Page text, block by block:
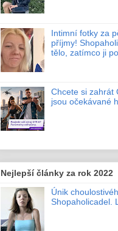
Intimní fotky za
příjmy!
tělo, zatímco ji
Chcete si zahrát
jsou očekávané
Nejlepší články za rok 2022
Únik
Shopaholicadel.